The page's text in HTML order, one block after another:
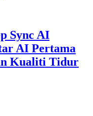
Sync AI
AI Pertama
Kualiti Tidur